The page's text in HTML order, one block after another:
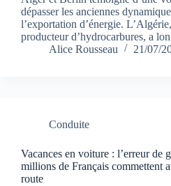
dépasser les anciennes
l’exportation d’énergie.
producteur d’hydrocarbures, a
Alice Rousseau
21/07/
Conduite
Vacances en voiture : l’erreur de
millions de Français commettent
route